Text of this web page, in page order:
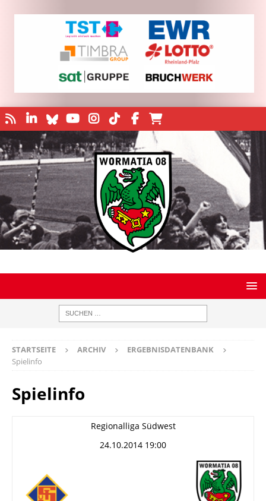
STARTSEITE ARCHIV
ERGEBNISDATENBANK
Spielinfo
Spielinfo
Regionalliga Südwest
24.10.2014 19:00